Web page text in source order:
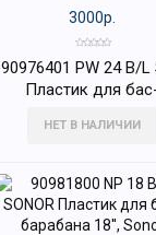
3000р.
90976401 PW 24 B/L
Пластик для
Sonor
НЕТ В НАЛИЧИИ